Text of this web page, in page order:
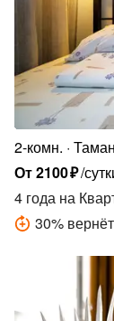
2-комн.
От2100₽/
4 года на
30%